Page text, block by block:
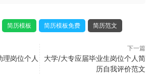
简历模板 简历模板免费 简历范文
岗位个人
下一篇
大学/大专应届毕业生岗位个人简
历自我评价范文